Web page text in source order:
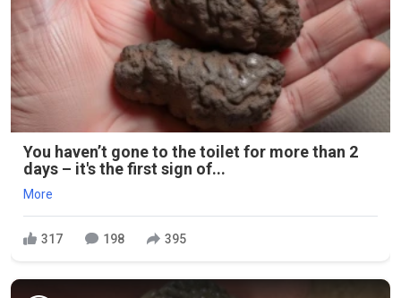
You haven’t gone to the toilet for more than 2
days – it's the first sign of...
More
317 198 395